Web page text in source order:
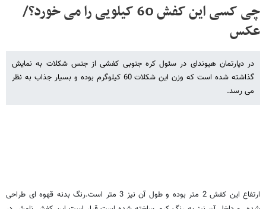
چی کسی این کفش 60 کیلویی را می خورد؟/
عکس
در دپارتمان هیوندای در سئول کره جنوبی کفشی از جنس شکلات به نمایش
گذاشته شده است که وزن این شکلات 60 کیلوگرم بوده و بسیار جذاب به نظر
می رسد.
ارتفاع این کفش 2 متر بوده و طول آن نیز 3 متر است.رنگ بدنه قهوه ای طراحی